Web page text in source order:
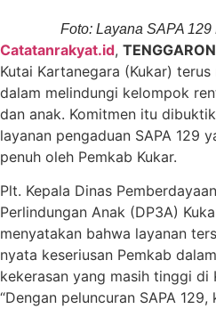
Foto: Layana SAPA 129
Catatanrakyat.id,
Kutai Kartanegara (Kukar)
dalam melindungi kelompok
dan anak. Komitmen itu
layanan pengaduan SAPA 129
penuh oleh Pemkab Kukar.
Plt. Kepala Dinas
Perlindungan Anak (DP3A)
menyatakan bahwa layanan
nyata keseriusan Pemkab
kekerasan yang masih tinggi di
“Dengan peluncuran SAPA